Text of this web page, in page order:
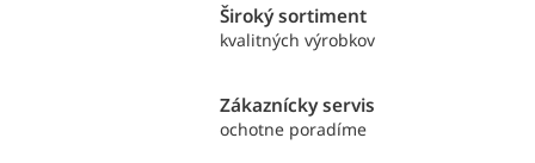
Široký sortiment
kvalitných výrobkov
Zákaznícky servis
ochotne poradíme